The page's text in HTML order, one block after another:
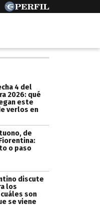
4 del
2026: qué
este
verlos en
de
o paso
discute
los
son
se viene